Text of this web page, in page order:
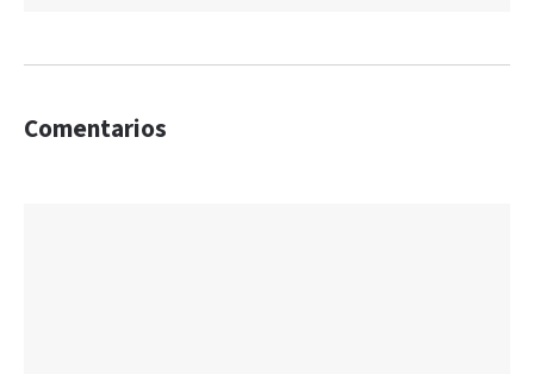
Comentarios